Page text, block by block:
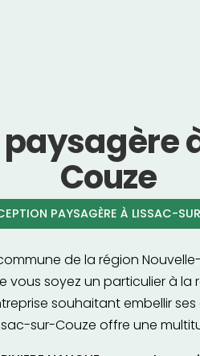
Couze
PAYSAGÈRE À LISSAC-
de la région
vous soyez un particulier à
souhaitant embellir
sur-Couze offre une